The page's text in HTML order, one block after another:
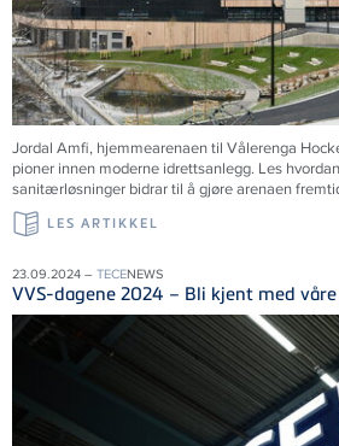
Jordal Amfi, hjemmearenaen til Vålerenga
pioner innen moderne idrettsanlegg. Les
sanitærløsninger bidrar til å gjøre arenaen
LES ARTIKKEL
23.09.2024 – TECENEWS
VVS-dagene 2024 – Bli kjent med